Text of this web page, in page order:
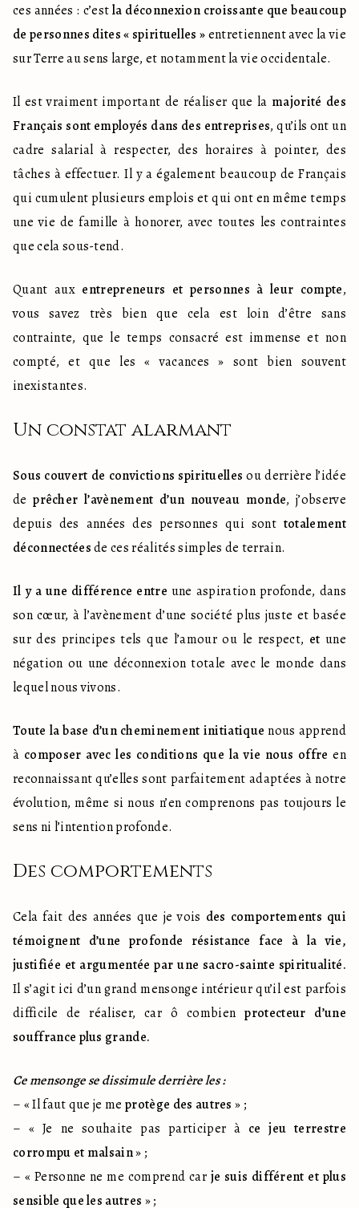
ces années : c’est la déconnexion croissante que beaucoup
de personnes dites « spirituelles » entretiennent avec la vie
sur Terre au sens large, et notamment la vie occidentale.
Il est vraiment important de réaliser que la majorité des
Français sont employés dans des entreprises, qu’ils ont un
cadre salarial à respecter, des horaires à pointer, des
tâches à effectuer. Il y a également beaucoup de Français
qui cumulent plusieurs emplois et qui ont en même temps
une vie de famille à honorer, avec toutes les contraintes
que cela sous-tend.
Quant aux entrepreneurs et personnes à leur compte,
vous savez très bien que cela est loin d’être sans
contrainte, que le temps consacré est immense et non
compté, et que les « vacances » sont bien souvent
inexistantes.
Un constat alarmant
Sous couvert de convictions spirituelles ou derrière l’idée
de prêcher l’avènement d’un nouveau monde, j’observe
depuis des années des personnes qui sont totalement
déconnectées de ces réalités simples de terrain.
Il y a une différence entre une aspiration profonde, dans
son cœur, à l’avènement d’une société plus juste et basée
sur des principes tels que l’amour ou le respect, et une
négation ou une déconnexion totale avec le monde dans
lequel nous vivons.
Toute la base d’un cheminement initiatique nous apprend
à composer avec les conditions que la vie nous offre en
reconnaissant qu’elles sont parfaitement adaptées à notre
évolution, même si nous n’en comprenons pas toujours le
sens ni l’intention profonde.
Des comportements
Cela fait des années que je vois des comportements qui
témoignent d’une profonde résistance face à la vie,
justifiée et argumentée par une sacro-sainte spiritualité.
Il s’agit ici d’un grand mensonge intérieur qu’il est parfois
difficile de réaliser, car ô combien protecteur d’une
souffrance plus grande.
Ce mensonge se dissimule derrière les :
– « Il faut que je me protège des autres » ;
– « Je ne souhaite pas participer à ce jeu terrestre
corrompu et malsain » ;
– « Personne ne me comprend car je suis différent et plus
sensible que les autres » ;